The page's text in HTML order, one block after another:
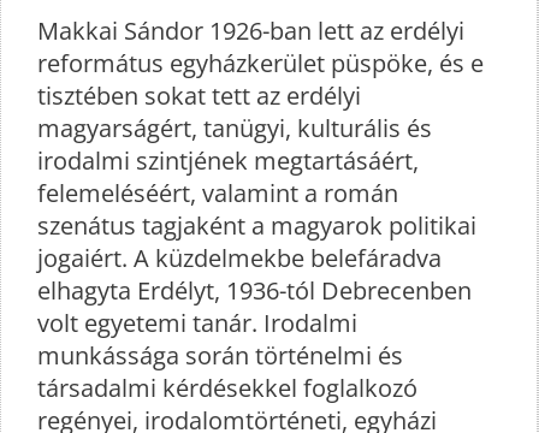
Makkai Sándor 1926-ban lett az erdélyi
református egyházkerület püspöke, és e
tisztében sokat tett az erdélyi
magyarságért, tanügyi, kulturális és
irodalmi szintjének megtartásáért,
felemeléséért, valamint a román
szenátus tagjaként a magyarok politikai
jogaiért. A küzdelmekbe belefáradva
elhagyta Erdélyt, 1936-tól Debrecenben
volt egyetemi tanár. Irodalmi
munkássága során történelmi és
társadalmi kérdésekkel foglalkozó
regényei, irodalomtörténeti, egyházi